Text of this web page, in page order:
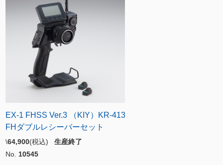
EX-1 FHSS Ver.3 （KIY）KR-413
FHダブルレシーバーセット
\64,900(税込) 生産終了
No. 10545